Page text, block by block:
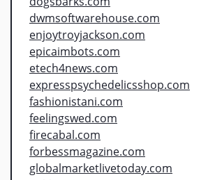
dwmsoftwarehouse.com
enjoytroyjackson.com
epicaimbots.com
etech4news.com
expresspsychedelicsshop.com
fashionistani.com
feelingswed.com
firecabal.com
forbessmagazine.com
globalmarketlivetoday.com